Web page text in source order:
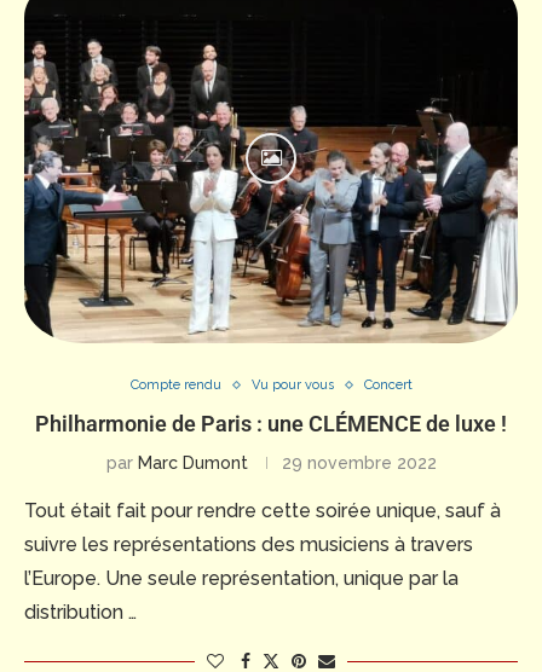
Compte rendu Vu pour vous Concert
Philharmonie de Paris : une CLÉMENCE de luxe !
par Marc Dumont 29 novembre 2022
Tout était fait pour rendre cette soirée unique, sauf à
suivre les représentations des musiciens à travers
l’Europe. Une seule représentation, unique par la
distribution …